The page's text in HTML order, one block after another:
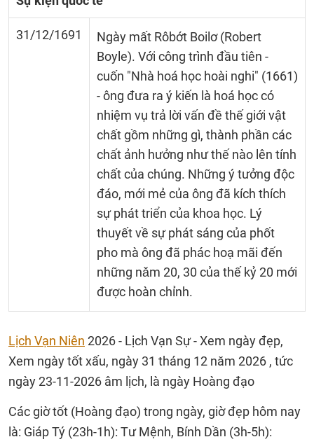
31/12/1691
Ngày mất Rôbớt Boilơ (Robert
Boyle). Với công trình đầu tiên -
cuốn "Nhà hoá học hoài nghi" (1661)
- ông đưa ra ý kiến là hoá học có
nhiệm vụ trả lời vấn đề thế giới vật
chất gồm những gì, thành phần các
chất ảnh hưởng như thế nào lên tính
chất của chúng. Những ý tưởng độc
đáo, mới mẻ của ông đã kích thích
sự phát triển của khoa học. Lý
thuyết về sự phát sáng của phốt
pho mà ông đã phác hoạ mãi đến
những nǎm 20, 30 của thế kỷ 20 mới
được hoàn chỉnh.
Lịch Vạn Niên 2026 - Lịch Vạn Sự - Xem ngày đẹp,
Xem ngày tốt xấu, ngày 31 tháng 12 năm 2026 , tức
ngày 23-11-2026 âm lịch, là ngày Hoàng đạo
Các giờ tốt (Hoàng đạo) trong ngày, giờ đẹp hôm nay
là: Giáp Tý (23h-1h): Tư Mệnh, Bính Dần (3h-5h):